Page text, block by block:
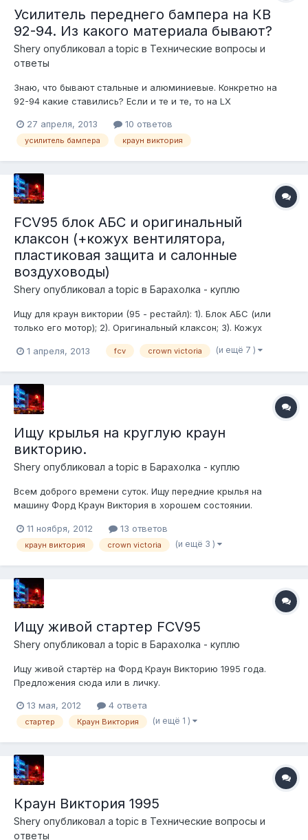
Усилитель переднего бампера на КВ
92-94. Из какого материала бывают?
Shery опубликовал a topic в Технические вопросы и
ответы
Знаю, что бывают стальные и алюминиевые. Конкретно на
92-94 какие ставились? Если и те и те, то на LX
между модельными годами 92-94 и 95-97?
27 апреля, 2013 10 ответов
усилитель бампера краун виктория
FCV95 блок АБС и оригинальный
клаксон (+кожух вентилятора,
пластиковая защита и салонные
воздуховоды)
Shery опубликовал a topic в Барахолка - куплю
Ищу для краун виктории (95 - рестайл): 1). Блок АБС (или
только его мотор); 2). Оригинальный клаксон; 3). Кожух
Пластиковая защита (под двигателем); 5). Салонные
1 апреля, 2013 fcv crown victoria (и ещё 7 )
Ищу крылья на круглую краун
викторию.
Shery опубликовал a topic в Барахолка - куплю
Всем доброго времени суток. Ищу передние крылья на
машину Форд Краун Виктория в хорошем состоянии.
92ого года они не менялись). Желательно белого цвета. В
СПб или с отправкой в СПб. Цены сюда или в личку.
11 ноября, 2012 13 ответов
краун виктория crown victoria (и ещё 3 )
Ищу живой стартер FCV95
Shery опубликовал a topic в Барахолка - куплю
Ищу живой стартёр на Форд Краун Викторию 1995 года.
Предложения сюда или в личку.
13 мая, 2012 4 ответа
стартер Краун Виктория (и ещё 1 )
Краун Виктория 1995
Shery опубликовал a topic в Технические вопросы и
ответы